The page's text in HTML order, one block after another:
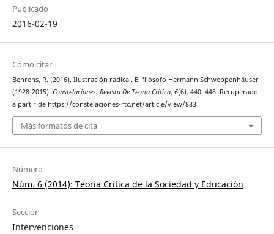
Publicado
2016-02-19
Cómo citar
Behrens, R. (2016). Ilustración radical. El filósofo Hermann Schweppenhäuser
(1928-2015). Constelaciones. Revista De Teoría Crítica, 6(6), 440–448. Recuperado
a partir de https://constelaciones-rtc.net/article/view/883
Más formatos de cita
Número
Núm. 6 (2014): Teoría Crítica de la Sociedad y Educación
Sección
Intervenciones